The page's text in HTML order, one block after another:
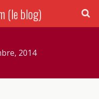
(le blog)
2014